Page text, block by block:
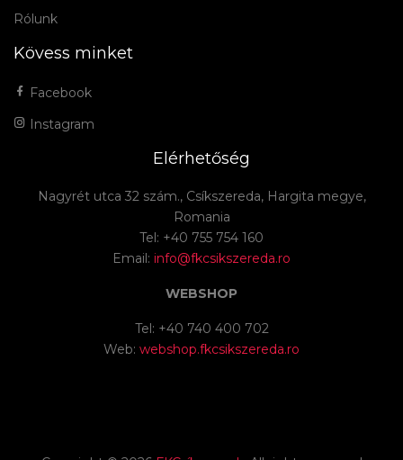
Rólunk
Kövess minket
Facebook
Instagram
Elérhetőség
Nagyrét utca 32 szám., Csíkszereda, Hargita megye,
Romania
Tel: +40 755 754 160
Email: info@fkcsikszereda.ro
WEBSHOP
Tel: +40 740 400 702
Web: webshop.fkcsikszereda.ro